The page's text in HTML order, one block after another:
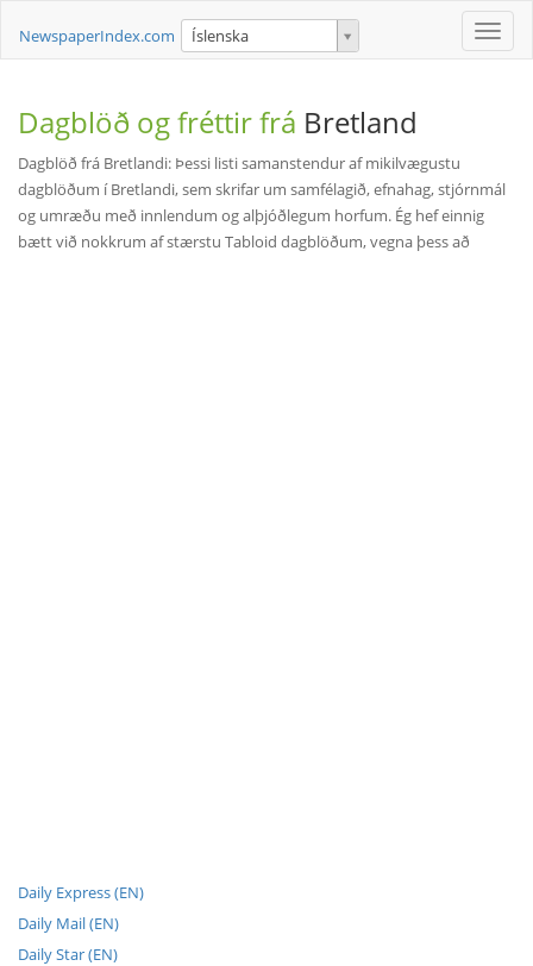
Toggle
NewspaperIndex.com Íslenska
Dagblöð og fréttir frá Bretland
Dagblöð frá Bretlandi: Þessi listi samanstendur af mikilvægustu
dagblöðum í Bretlandi, sem skrifar um samfélagið, efnahag, stjórnmál
og umræðu með innlendum og alþjóðlegum horfum. Ég hef einnig
bætt við nokkrum af stærstu Tabloid dagblöðum, vegna þess að
Daily Express (EN)
Daily Mail (EN)
Daily Star (EN)